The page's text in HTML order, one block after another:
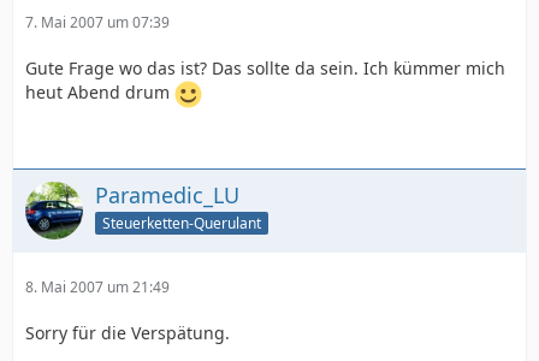
7. Mai 2007 um 07:39
Gute Frage wo das ist? Das sollte da sein. Ich kümmer mich
heut Abend drum
Paramedic_LU
Steuerketten-Querulant
8. Mai 2007 um 21:49
Sorry für die Verspätung.